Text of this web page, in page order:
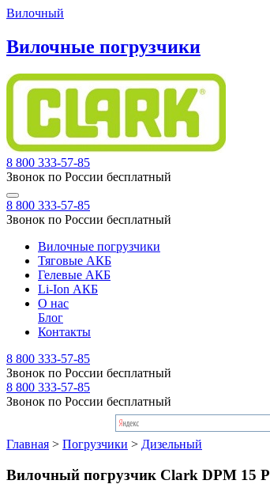
Вилочный
Вилочные погрузчики
8 800 333-57-85
Звонок по России бесплатный
8 800 333-57-85
Звонок по России бесплатный
Вилочные погрузчики
Тяговые АКБ
Гелевые АКБ
Li-Ion АКБ
О нас
Блог
Контакты
8 800 333-57-85
Звонок по России бесплатный
8 800 333-57-85
Звонок по России бесплатный
Главная > Погрузчики > Дизельный
Вилочный погрузчик Clark DPM 15 P